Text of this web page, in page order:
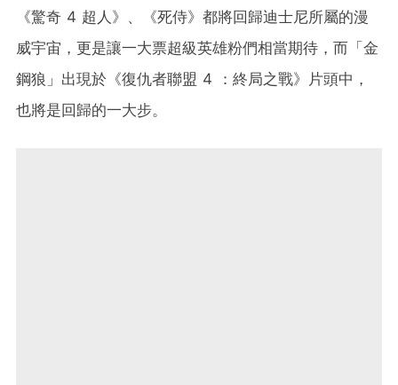
《驚奇 4 超人》、《死侍》都將回歸迪士尼所屬的漫
威宇宙，更是讓一大票超級英雄粉們相當期待，而「金
鋼狼」出現於《復仇者聯盟 4 ：終局之戰》片頭中，
也將是回歸的一大步。